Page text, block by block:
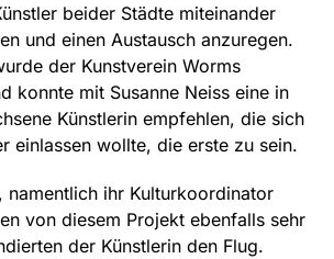
beider Städte miteinander
und einen Austausch anzuregen.
der Kunstverein Worms
konnte mit Susanne Neiss eine in
Künstlerin empfehlen, die sich
einlassen wollte, die erste zu sein.
namentlich ihr Kulturkoordinator
von diesem Projekt ebenfalls sehr
der Künstlerin den Flug.